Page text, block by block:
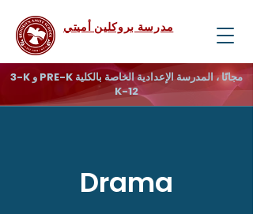
مدرسة بروكلين أميتي
3-K و PRE-K مجانًا ، المدرسة الإعدادية الخاصة بالكلية
K-12
Drama